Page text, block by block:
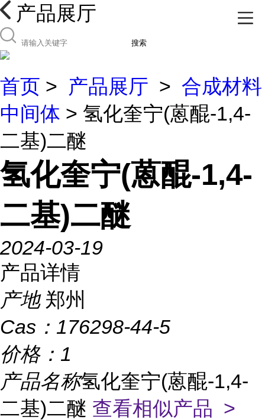
产品展厅
搜索
首页 > 产品展厅 > 合成材料
中间体 > 氢化奎宁(蒽醌-1,4-
二基)二醚
氢化奎宁(蒽醌-1,4-
二基)二醚
2024-03-19
产品详情
产地 郑州
Cas： 176298-44-5
价格： 1
产品名称氢化奎宁(蒽醌-1,4-
二基)二醚 查看相似产品 >